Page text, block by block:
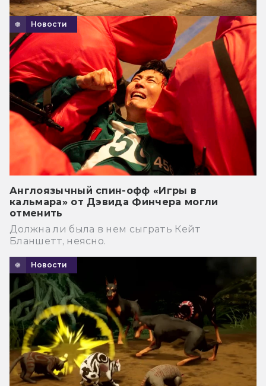
Новости
Англоязычный спин-офф «Игры в
кальмара» от Дэвида Финчера могли
отменить
Должна ли была в нем сыграть Кейт
Бланшетт, неясно.
Новости